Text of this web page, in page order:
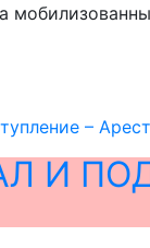
–
И